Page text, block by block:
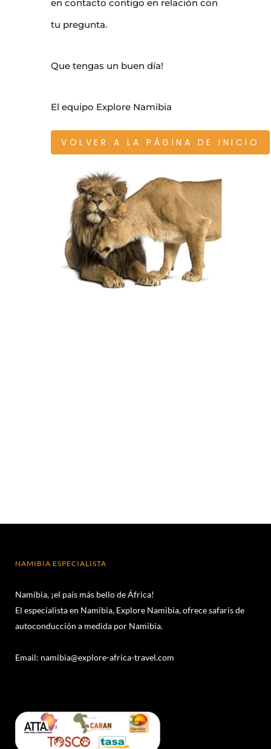
en contacto contigo en relación con
tu pregunta.
Que tengas un buen día!
El equipo Explore Namibia
VOLVER A LA PÁGINA DE INICIO
NAMIBIA ESPECIALISTA
Namibia, ¡el país más bello de África!
El especialista en Namibia, Explore Namibia, ofrece safaris de
autoconducción a medida por Namibia.
Email: namibia@explore-africa-travel.com